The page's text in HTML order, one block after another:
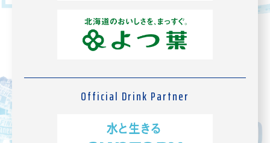
Official Drink Partner